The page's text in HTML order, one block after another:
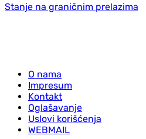
Stanje na graničnim prelazima
O nama
Impresum
Kontakt
Oglašavanje
Uslovi korišćenja
WEBMAIL